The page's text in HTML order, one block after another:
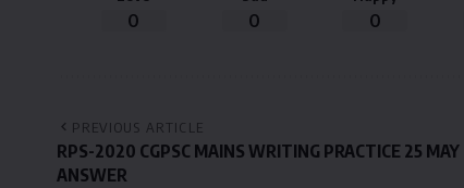
0 0 0
PREVIOUS ARTICLE
RPS-2020 CGPSC MAINS WRITING PRACTICE 25 MAY
ANSWER